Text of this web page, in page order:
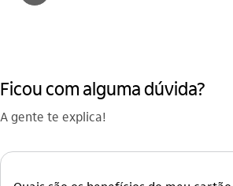
Ficou com alguma dúvida?
A gente te explica!